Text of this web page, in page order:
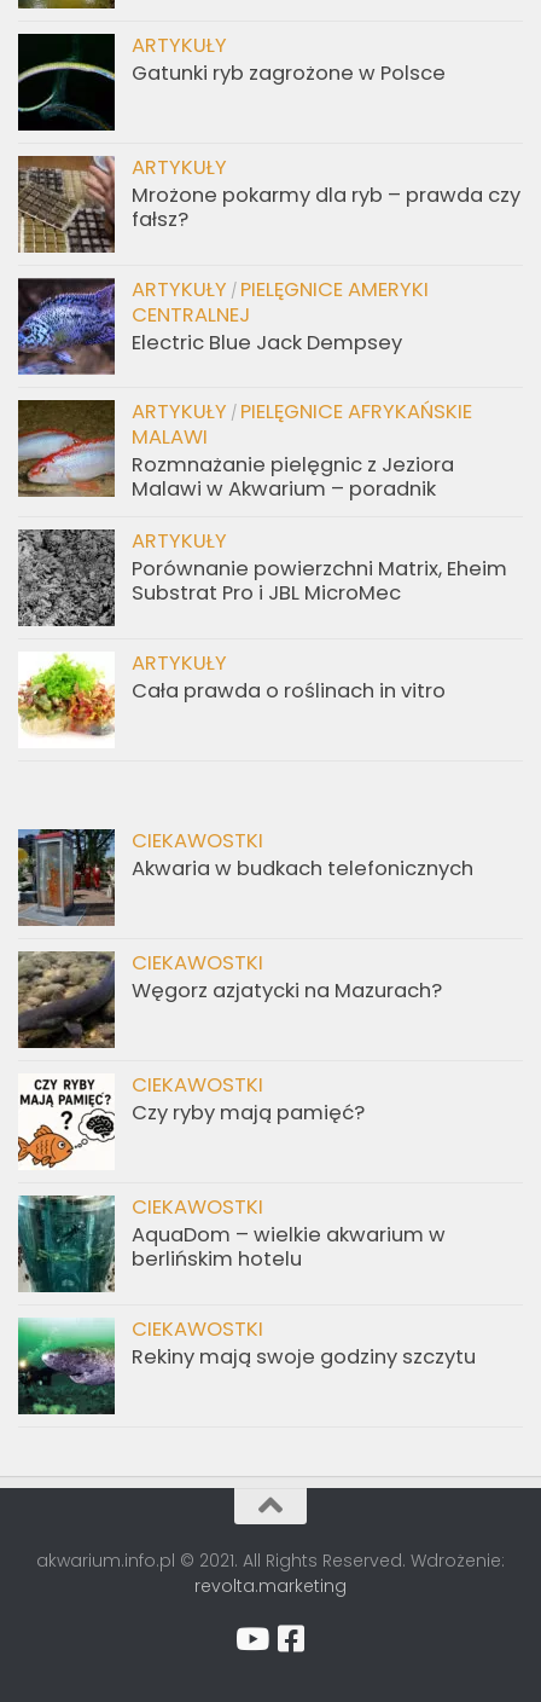
ARTYKUŁY
Gatunki ryb zagrożone w Polsce
ARTYKUŁY
Mrożone pokarmy dla ryb – prawda czy
fałsz?
ARTYKUŁY / PIELĘGNICE AMERYKI
CENTRALNEJ
Electric Blue Jack Dempsey
ARTYKUŁY / PIELĘGNICE AFRYKAŃSKIE
MALAWI
Rozmnażanie pielęgnic z Jeziora
Malawi w Akwarium – poradnik
ARTYKUŁY
Porównanie powierzchni Matrix, Eheim
Substrat Pro i JBL MicroMec
ARTYKUŁY
Cała prawda o roślinach in vitro
CIEKAWOSTKI
Akwaria w budkach telefonicznych
CIEKAWOSTKI
Węgorz azjatycki na Mazurach?
CIEKAWOSTKI
Czy ryby mają pamięć?
CIEKAWOSTKI
AquaDom – wielkie akwarium w
berlińskim hotelu
CIEKAWOSTKI
Rekiny mają swoje godziny szczytu
akwarium.info.pl © 2021. All Rights Reserved. Wdrożenie:
revolta.marketing